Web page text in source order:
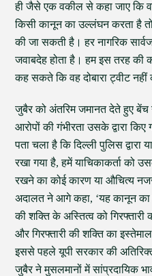
ही जैसे एक वकील से कहा जाए कि
किसी कानून का उल्लंघन करता है
की जा सकती है। हर नागरिक
जवाबदेह होता है। हम इस तरह की
कह सकते कि वह दोबारा ट्वीट नहीं
जुबैर को अंतरिम जमानत देते हुए बेंच
आरोपों की गंभीरता उसके द्वारा
पता चला है कि दिल्ली पुलिस द्वारा
रखा गया है, हमें याचिकाकर्ता को
रखने का कोई कारण या औचित्य
अदालत ने आगे कहा, ‘यह कानून का
की शक्ति के अस्तित्व को
और गिरफ्तारी की शक्ति का
इससे पहले यूपी सरकार की
जुबैर ने मुसलमानों में सांप्रदायिक